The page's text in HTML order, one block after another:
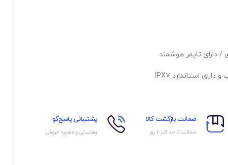
ضمانت بازگشت کالا
ضمانت تا حداکثر ۷ روز
پشتیبانی پاسخ‌گو
پشتیبانی و مشاوره فروش